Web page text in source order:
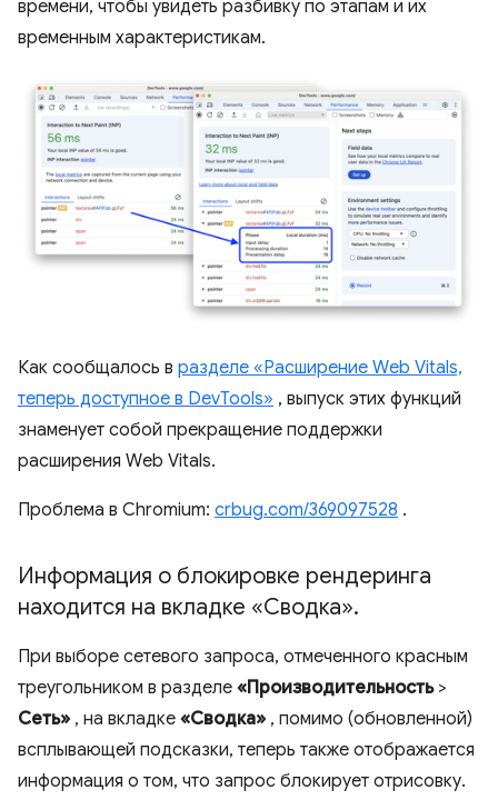
времени, чтобы увидеть разбивку по этапам и их
временным характеристикам.
Как сообщалось в разделе «Расширение Web Vitals,
теперь доступное в DevTools» , выпуск этих функций
знаменует собой прекращение поддержки
расширения Web Vitals.
Проблема в Chromium: crbug.com/369097528 .
Информация о блокировке рендеринга
находится на вкладке «Сводка».
При выборе сетевого запроса, отмеченного красным
треугольником в разделе «Производительность>
Сеть» , на вкладке «Сводка» , помимо (обновленной)
всплывающей подсказки, теперь также отображается
информация о том, что запрос блокирует отрисовку.